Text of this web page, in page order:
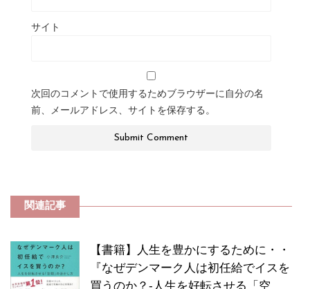
サイト
次回のコメントで使用するためブラウザーに自分の名
前、メールアドレス、サイトを保存する。
関連記事
【書籍】人生を豊かにするために・・
『なぜデンマーク人は初任給でイスを
買うのか？-人生を好転させる「空